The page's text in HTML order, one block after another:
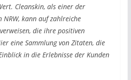
Cleanskin, als einer der
kann auf zahlreiche
die ihre positiven
eine Sammlung von Zitaten, die
in die Erlebnisse der Kunden